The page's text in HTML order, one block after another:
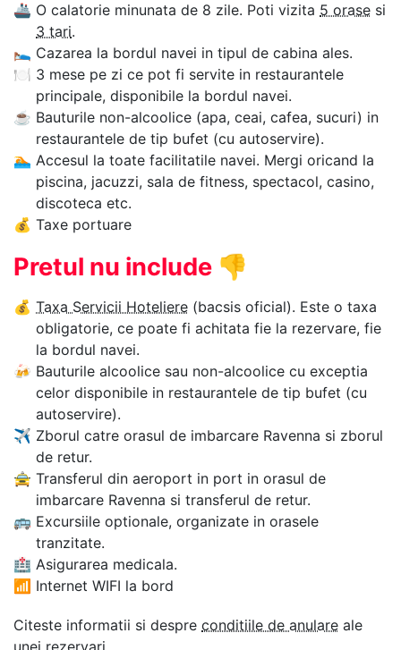
🚢 O calatorie minunata de 8 zile. Poti vizita 5 orase si
3 tari.
🛌 Cazarea la bordul navei in tipul de cabina ales.
🍽 3 mese pe zi ce pot fi servite in restaurantele
principale, disponibile la bordul navei.
☕ Bauturile non-alcoolice (apa, ceai, cafea, sucuri) in
restaurantele de tip bufet (cu autoservire).
🏊‍ Accesul la toate facilitatile navei. Mergi oricand la
piscina, jacuzzi, sala de fitness, spectacol, casino,
discoteca etc.
💰 Taxe portuare
Pretul nu include 👎
💰 Taxa Servicii Hoteliere (bacsis oficial). Este o taxa
obligatorie, ce poate fi achitata fie la rezervare, fie
la bordul navei.
🍻 Bauturile alcoolice sau non-alcoolice cu exceptia
celor disponibile in restaurantele de tip bufet (cu
autoservire).
✈ Zborul catre orasul de imbarcare Ravenna si zborul
de retur.
🚖 Transferul din aeroport in port in orasul de
imbarcare Ravenna si transferul de retur.
🚌 Excursiile optionale, organizate in orasele
tranzitate.
🏥 Asigurarea medicala.
📶 Internet WIFI la bord
Citeste informatii si despre conditiile de anulare ale